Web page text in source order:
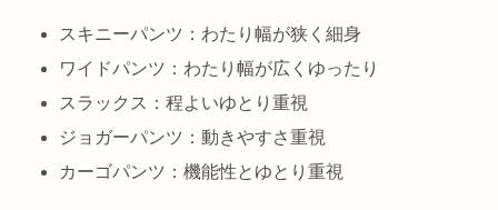
スキニーパンツ：わたり幅が狭く細身
ワイドパンツ：わたり幅が広くゆったり
スラックス：程よいゆとり重視
ジョガーパンツ：動きやすさ重視
カーゴパンツ：機能性とゆとり重視